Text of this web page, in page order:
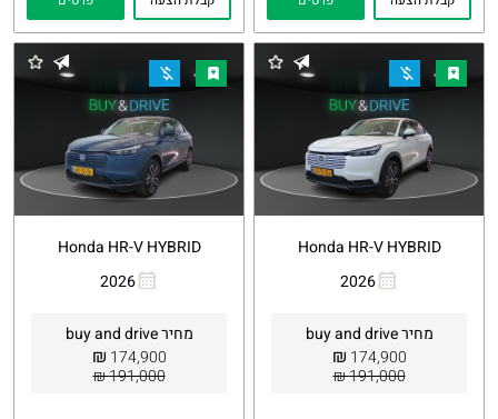
Honda HR-V HYBRID
2026
מחיר buy and drive
174,900
₪
191,000 ₪
Whatsapp
Honda HR-V HYBRID
2026
מחיר buy and drive
174,900
₪
191,000 ₪
Whatsapp